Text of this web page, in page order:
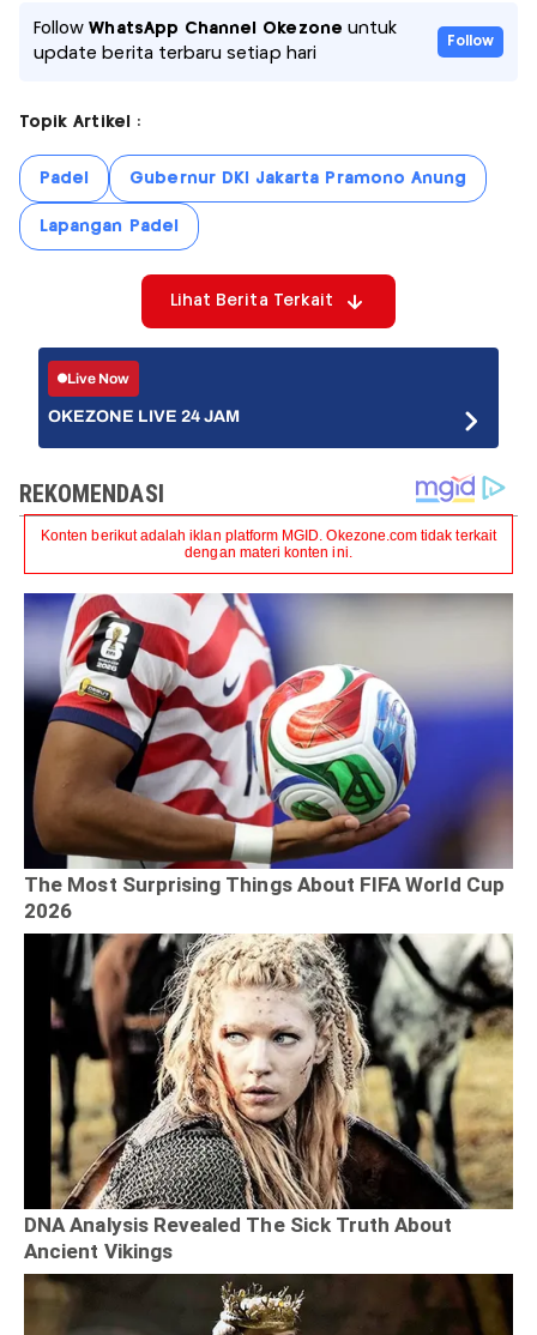
FollowWhatsApp Channel Okezone untuk
update berita terbaru setiap hari
Follow
Topik Artikel :
Padel Gubernur DKI Jakarta Pramono Anung
Lapangan Padel
Lihat Berita Terkait
Live Now
OKEZONE LIVE 24 JAM